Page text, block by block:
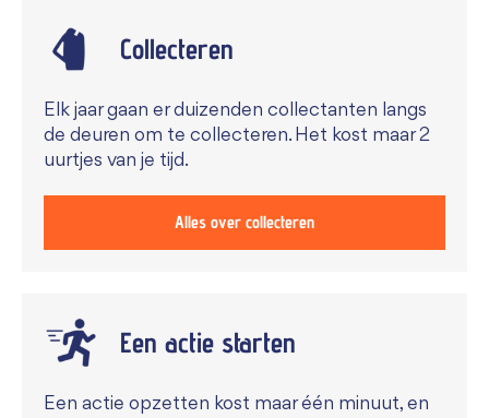
Collecteren
Elk jaar gaan er duizenden collectanten langs
de deuren om te collecteren. Het kost maar 2
uurtjes van je tijd.
Alles over collecteren
Een actie starten
Een actie opzetten kost maar één minuut, en